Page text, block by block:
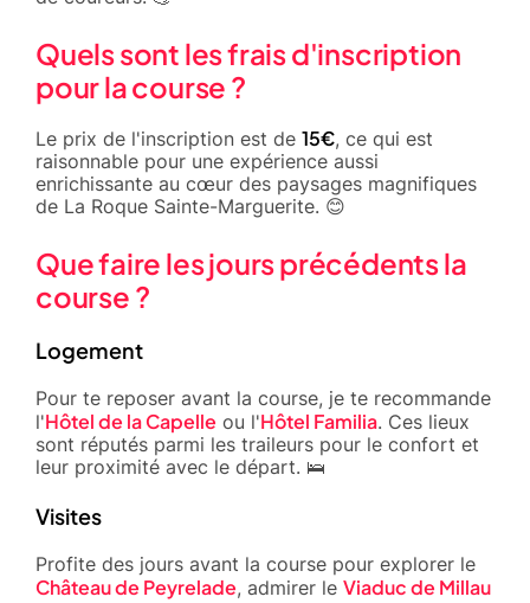
Quels sont les frais d'inscription
pour la course ?
Le prix de l'inscription est de 15€, ce qui est
raisonnable pour une expérience aussi
enrichissante au cœur des paysages magnifiques
de La Roque Sainte-Marguerite. 😊
Que faire les jours précédents la
course ?
Logement
Pour te reposer avant la course, je te recommande
l'Hôtel de la Capelle ou l'Hôtel Familia. Ces lieux
sont réputés parmi les traileurs pour le confort et
leur proximité avec le départ. 🛌
Visites
Profite des jours avant la course pour explorer le
Château de Peyrelade, admirer le Viaduc de Millau